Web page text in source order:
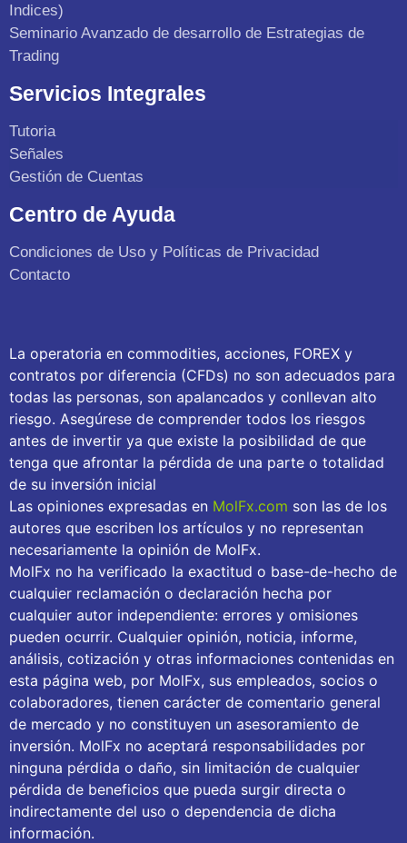
Indices)
Seminario Avanzado de desarrollo de Estrategias de
Trading
Servicios Integrales
Tutoria
Señales
Gestión de Cuentas
Centro de Ayuda
Condiciones de Uso y Políticas de Privacidad
Contacto
La operatoria en commodities, acciones, FOREX y
contratos por diferencia (CFDs) no son adecuados para
todas las personas, son apalancados y conllevan alto
riesgo. Asegúrese de comprender todos los riesgos
antes de invertir ya que existe la posibilidad de que
tenga que afrontar la pérdida de una parte o totalidad
de su inversión inicial
Las opiniones expresadas en MolFx.com son las de los
autores que escriben los artículos y no representan
necesariamente la opinión de MolFx.
MolFx no ha verificado la exactitud o base-de-hecho de
cualquier reclamación o declaración hecha por
cualquier autor independiente: errores y omisiones
pueden ocurrir. Cualquier opinión, noticia, informe,
análisis, cotización y otras informaciones contenidas en
esta página web, por MolFx, sus empleados, socios o
colaboradores, tienen carácter de comentario general
de mercado y no constituyen un asesoramiento de
inversión. MolFx no aceptará responsabilidades por
ninguna pérdida o daño, sin limitación de cualquier
pérdida de beneficios que pueda surgir directa o
indirectamente del uso o dependencia de dicha
información.